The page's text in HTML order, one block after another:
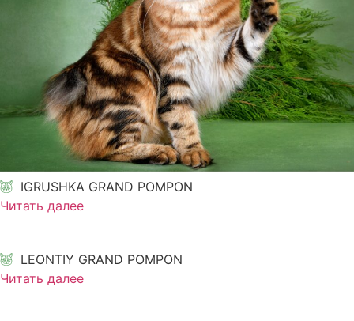
IGRUSHKA GRAND POMPON
Читать далее
LEONTIY GRAND POMPON
Читать далее